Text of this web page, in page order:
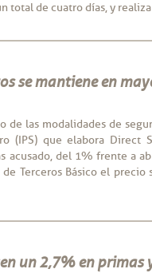
total de cuatro días, y
se mantiene en
de las modalidades de
(IPS) que elabora Direct
acusado, del 1% frente a
Terceros Básico el
un 2,7% en primas